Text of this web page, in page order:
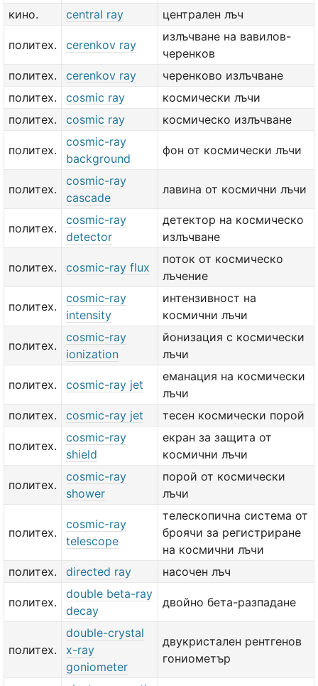
кино.
central ray централен лъч
политех. cerenkov ray
излъчване на вавилов-
черенков
политех.
cerenkov ray
черенково излъчване
политех.
cosmic ray
космически лъчи
политех.
cosmic ray космическо излъчване
политех.
cosmic-ray
background
фон от космически лъчи
политех.
cosmic-ray
cascade
лавина от космични лъчи
политех.
cosmic-ray
detector
детектор на космическо
излъчване
политех. cosmic-ray flux
поток от космическо
лъчение
политех.
cosmic-ray
intensity
интензивност на
космични лъчи
политех.
cosmic-ray
ionization
йонизация с космически
лъчи
политех. cosmic-ray jet
еманация на космически
лъчи
политех.
cosmic-ray jet тесен космически порой
политех.
cosmic-ray
shield
екран за защита от
космични лъчи
политех.
cosmic-ray
shower
порой от космически
лъчи
политех.
cosmic-ray
telescope
телескопична система от
броячи за регистриране
на космични лъчи
политех.
directed ray насочен лъч
политех.
double beta-ray
decay
двойно бета-разпадане
политех.
double-crystal
x-ray
goniometer
двукристален рентгенов
гониометър